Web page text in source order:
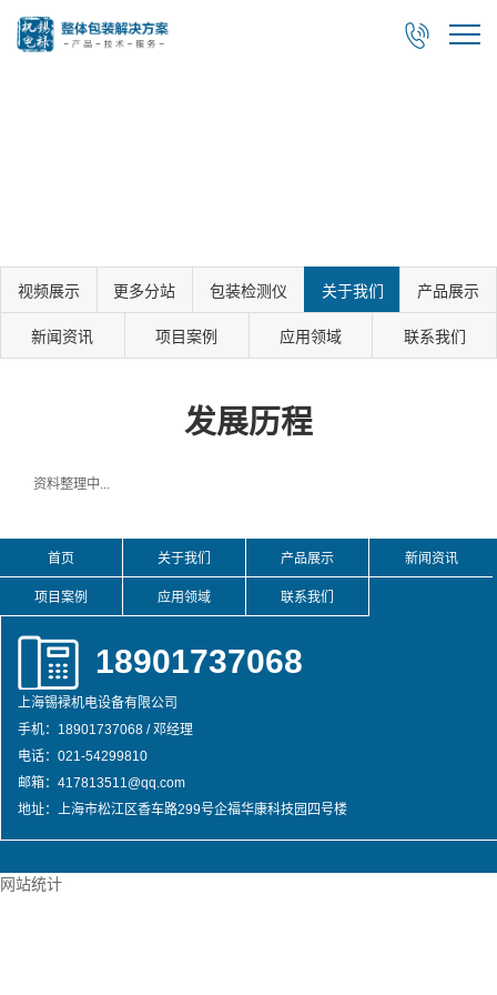

视频展示 更多分站 包装检测仪 关于我们 产品展示
新闻资讯 项目案例 应用领域 联系我们
发展历程
资料整理中...
首页 关于我们 产品展示 新闻资讯
项目案例 应用领域 联系我们
18901737068
上海锡䘵机电设备有限公司
手机：18901737068 / 邓经理
电话：021-54299810
邮箱：417813511@qq.com
地址：上海市松江区香车路299号企福华康科技园四号楼
网站统计